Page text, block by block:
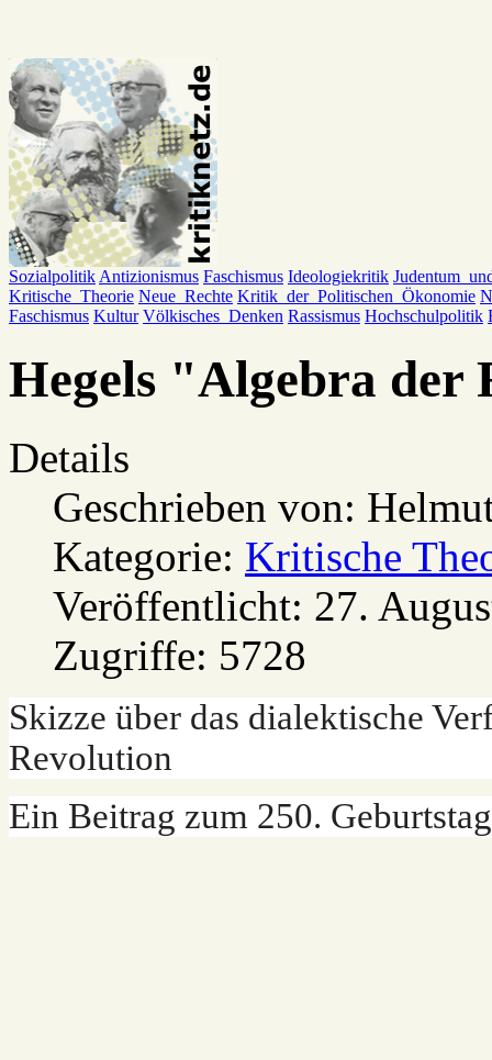
Sozialpolitik Antizionismus Faschismus Ideologiekritik
Kritische_Theorie Neue_Rechte Kritik_der_Politischen_Ökonomie
Faschismus Kultur Völkisches_Denken Rassismus Hochschulpolitik
Hegels "Algebra der
Details
Geschrieben von:
Kategorie: Kritische
Veröffentlicht: 27.
Zugriffe: 5728
Skizze über das dialektische
Revolution
Ein Beitrag zum 250.